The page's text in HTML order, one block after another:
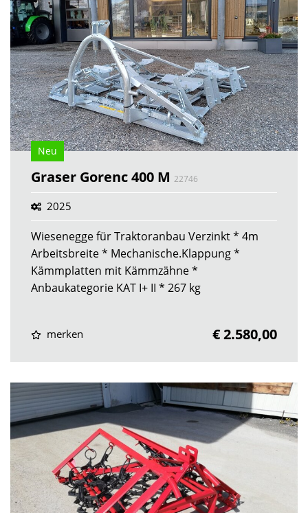
Neu
Graser Gorenc 400 M 22746
2025
Wiesenegge für Traktoranbau Verzinkt * 4m
Arbeitsbreite * Mechanische.Klappung *
Kämmplatten mit Kämmzähne *
Anbaukategorie KAT I+ II * 267 kg
merken € 2.580,00